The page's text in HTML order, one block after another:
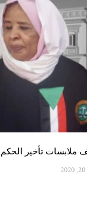
ملابسات تأخير